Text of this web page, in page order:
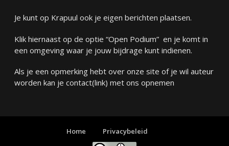
Je kunt op Krapuul ook je eigen berichten plaatsen.
Klik hiernaast op de optie “Open Podium” en je komt in
een omgeving waar je jouw bijdrage kunt indienen.
Als je een opmerking hebt over onze site of je wil auteur
worden kan je contact(link) met ons opnemen
Home Privacybeleid